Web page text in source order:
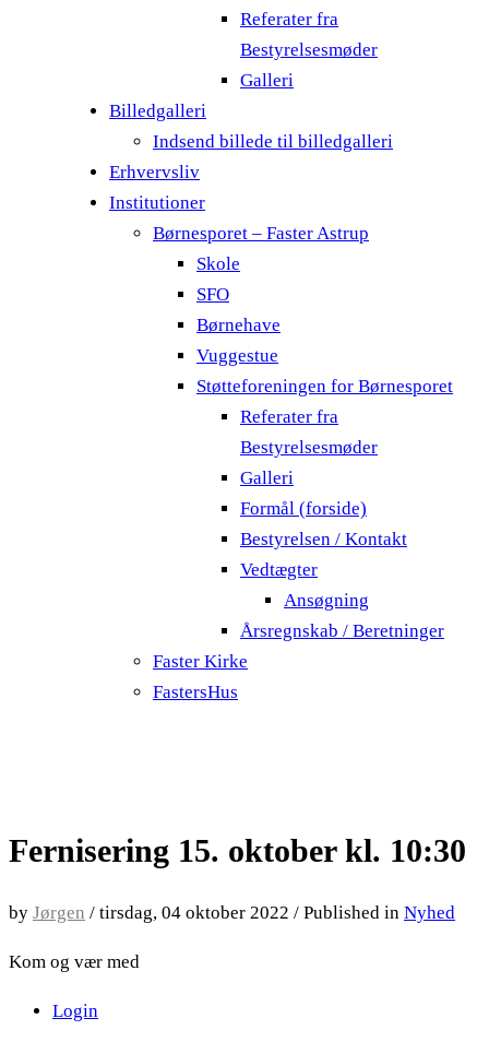
Referater fra
Bestyrelsesmøder
Galleri
Billedgalleri
Indsend billede til billedgalleri
Erhvervsliv
Institutioner
Børnesporet – Faster Astrup
Skole
SFO
Børnehave
Vuggestue
Støtteforeningen for Børnesporet
Referater fra
Bestyrelsesmøder
Galleri
Formål (forside)
Bestyrelsen / Kontakt
Vedtægter
Ansøgning
Årsregnskab / Beretninger
Faster Kirke
FastersHus
Fernisering 15. oktober kl. 10:30
by Jørgen / tirsdag, 04 oktober 2022 / Published in Nyhed
Kom og vær med
Login